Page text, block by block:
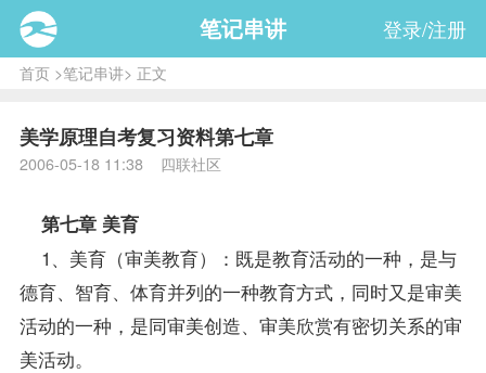
笔记串讲 登录/注册
首页>笔记串讲> 正文
美学原理自考复习资料第七章
2006-05-18 11:38 四联社区
第七章 美育
1、美育（审美教育）：既是教育活动的一种，是与
德育、智育、体育并列的一种教育方式，同时又是审美
活动的一种，是同审美创造、审美欣赏有密切关系的审
美活动。